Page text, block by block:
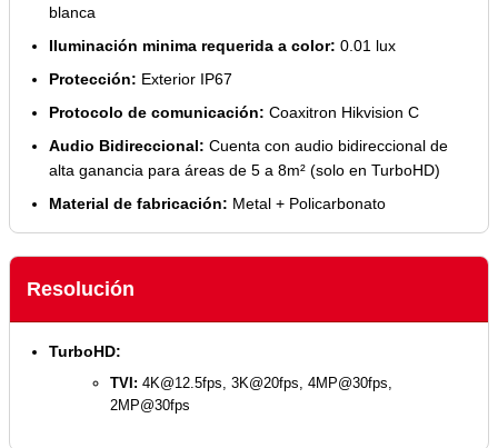
blanca
Iluminación minima requerida a color: 0.01 lux
Protección: Exterior IP67
Protocolo de comunicación: Coaxitron Hikvision C
Audio Bidireccional: Cuenta con audio bidireccional de
alta ganancia para áreas de 5 a 8m² (solo en TurboHD)
Material de fabricación: Metal + Policarbonato
Resolución
TurboHD:
TVI: 4K@12.5fps , 3K@20fps, 4MP@30fps,
2MP@30fps